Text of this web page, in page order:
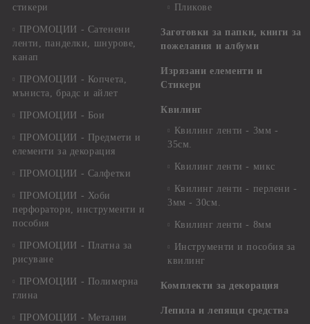
стикери
ПРОМОЦИИ - Сатенени
ленти, панделки, шнурове,
канап
ПРОМОЦИИ - Копчета,
мъниста, брадс и айлет
ПРОМОЦИИ - Бои
ПРОМОЦИИ - Предмети и
елементи за декорация
ПРОМОЦИИ - Салфетки
ПРОМОЦИИ - Хоби
перфоратори, инструменти и
пособия
ПРОМОЦИИ - Платна за
рисуване
ПРОМОЦИИ - Полимерна
глина
ПРОМОЦИИ - Метални
Пликове
Заготовки за папки, книги за
пожелания и албуми
Изрязани елементи и
Стикери
Квилинг
Квилинг ленти - 3мм -
35см.
Квилинг ленти - микс
Квилинг ленти - перлени -
3мм - 30см.
Квилинг ленти - 8мм
Инструменти и пособия за
квилинг
Комплекти за декорация
Лепила и лепящи средства